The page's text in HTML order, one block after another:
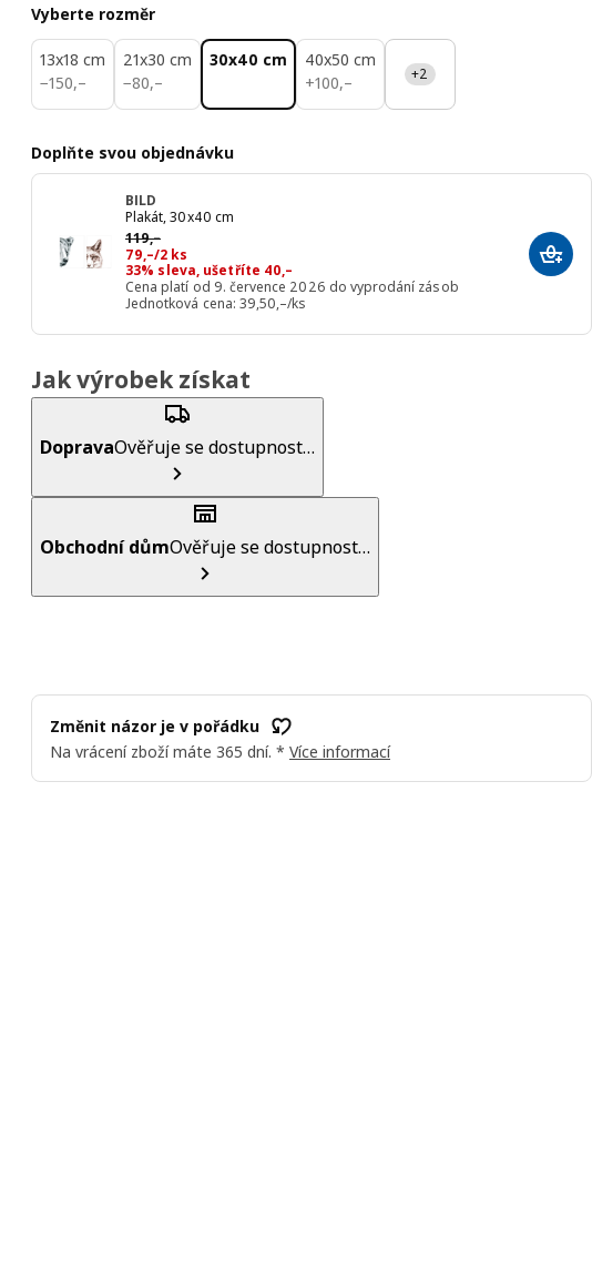
Vyberte rozměr
13x18 cm
−150,–
150,–
21x30 cm
−80,–
80,–
30x40 cm
40x50 cm
+100,–
100,– +2
Doplňte svou objednávku
BILD
Plakát, 30x40 cm
119,–
Původní cena 119,–
79,–/2 ks
Cena 79,–/2 ks
33% sleva, ušetříte 40,–
Cena platí od 9. července 2026 do vyprodání zásob
Jednotková cena: 39,50,–/ks
Jak výrobek získat
DopravaOvěřuje se dostupnost…
Obchodní důmOvěřuje se dostupnost…
Změnit názor je v pořádku
Na vrácení zboží máte 365 dní. * Více informací